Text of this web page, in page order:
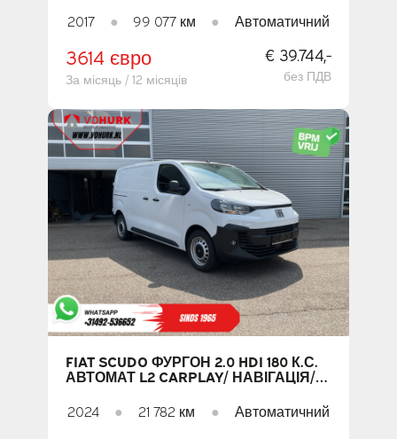
ХОЛОДИЛЬНИК/ ADAPT.CRUISE/ 360
CAMERA/ BURMESTER/ STANDKACHEL/
2017 ● 99 077 км ● Автоматичний
3614 євро
За місяць / 12 місяців
€ 39.744,-
без ПДВ
FIAT SCUDO ФУРГОН 2.0 HDI 180 К.С.
АВТОМАТ L2 CARPLAY/ НАВІГАЦІЯ/
ВІДСТАНІ/ КРУЇЗ-КОНТРОЛЬ/
КОНДИЦІОНЕР
2024 ● 21 782 км ● Автоматичний